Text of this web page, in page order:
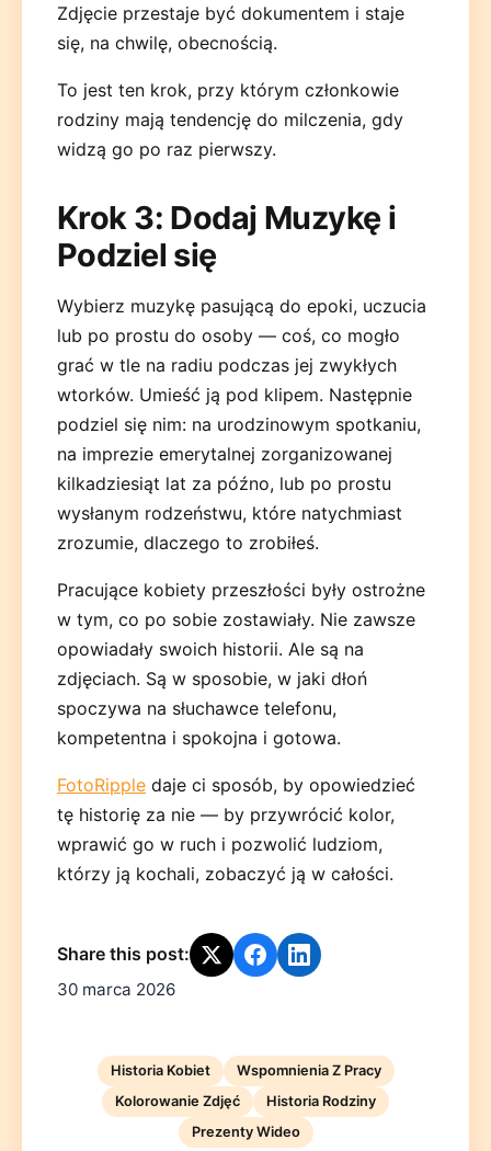
Zdjęcie przestaje być dokumentem i staje
się, na chwilę, obecnością.
To jest ten krok, przy którym członkowie
rodziny mają tendencję do milczenia, gdy
widzą go po raz pierwszy.
Krok 3: Dodaj Muzykę i
Podziel się
Wybierz muzykę pasującą do epoki, uczucia
lub po prostu do osoby — coś, co mogło
grać w tle na radiu podczas jej zwykłych
wtorków. Umieść ją pod klipem. Następnie
podziel się nim: na urodzinowym spotkaniu,
na imprezie emerytalnej zorganizowanej
kilkadziesiąt lat za późno, lub po prostu
wysłanym rodzeństwu, które natychmiast
zrozumie, dlaczego to zrobiłeś.
Pracujące kobiety przeszłości były ostrożne
w tym, co po sobie zostawiały. Nie zawsze
opowiadały swoich historii. Ale są na
zdjęciach. Są w sposobie, w jaki dłoń
spoczywa na słuchawce telefonu,
kompetentna i spokojna i gotowa.
FotoRipple daje ci sposób, by opowiedzieć
tę historię za nie — by przywrócić kolor,
wprawić go w ruch i pozwolić ludziom,
którzy ją kochali, zobaczyć ją w całości.
Share this post:
30 marca 2026
Historia Kobiet
Wspomnienia Z Pracy
Kolorowanie Zdjęć
Historia Rodziny
Prezenty Wideo